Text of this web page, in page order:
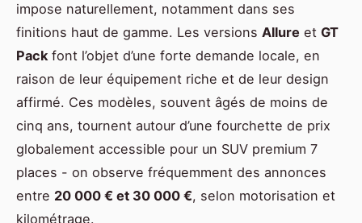
impose naturellement, notamment dans ses
finitions haut de gamme. Les versions Allure et GT
Packfont l’objet d’une forte demande locale, en
raison de leur équipement riche et de leur design
affirmé. Ces modèles, souvent âgés de moins de
cinq ans, tournent autour d’une fourchette de prix
globalement accessible pour un SUV premium 7
places - on observe fréquemment des annonces
entre 20 000 € et 30 000 €, selon motorisation et
kilométrage.